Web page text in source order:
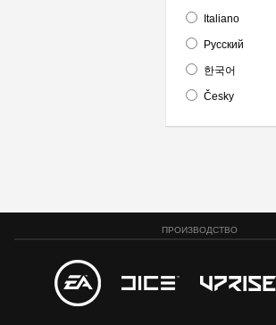
Italiano
Pусский
한국어
Česky
ПРОИЗВОДСТВО